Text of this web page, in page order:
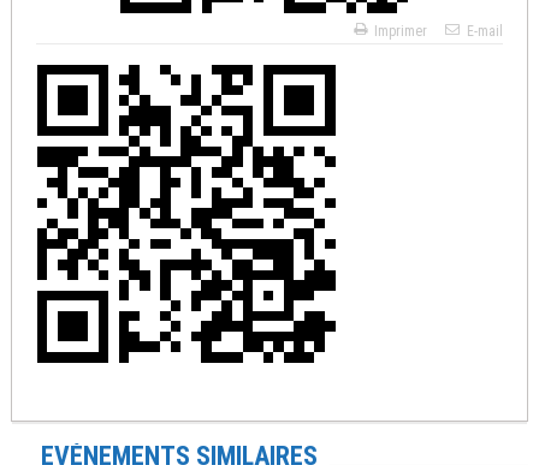
Imprimer E-mail
EVÉNEMENTS SIMILAIRES